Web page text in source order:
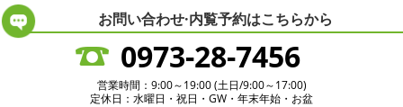
お問い合わせ·内覧予約はこちらから
0973-28-7456
営業時間：9:00～19:00 (土日/9:00～17:00)
定休日：水曜日・祝日・GW・年末年始・お盆